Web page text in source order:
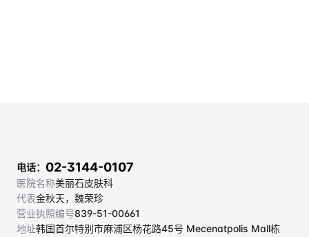
医院名称美丽石皮肤科
代表金秋天，魏荣珍
营业执照编号839-51-00661
地址韩国首尔特别市麻浦区杨花路45号 Mecenatpolis Mall栋
电话： 02-3144-0107